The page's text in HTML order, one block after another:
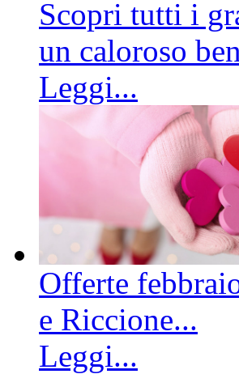
Scopri tutti i
un caloroso
Leggi...
Offerte
e Riccione...
Leggi...